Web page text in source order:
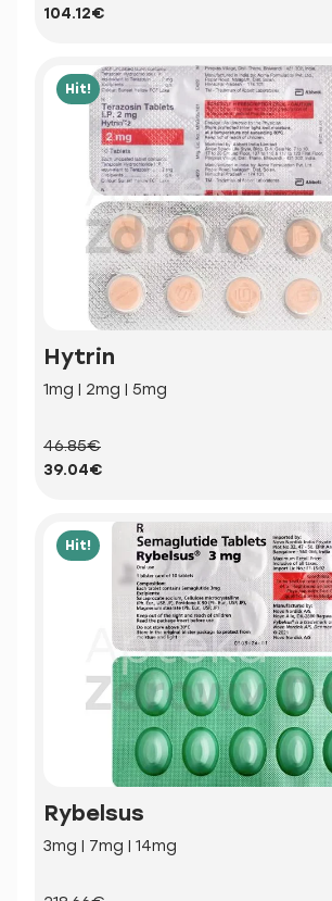
104.12€
Hit!
Hytrin
1mg | 2mg | 5mg
46.85€
39.04€
Hit!
Rybelsus
3mg | 7mg | 14mg